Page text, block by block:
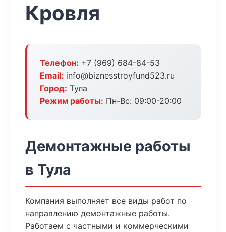
Кровля
Телефон: +7 (969) 684-84-53
Email: info@biznesstroyfund523.ru
Город: Тула
Режим работы: Пн-Вс: 09:00-20:00
Демонтажные работы
в Тула
Компания выполняет все виды работ по
направлению демонтажные работы.
Работаем с частными и коммерческими